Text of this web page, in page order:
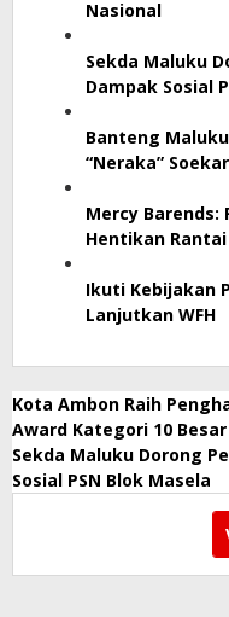
Nasional
Sekda Maluku
Dampak Sosial
Banteng
“Neraka”
Mercy Barends:
Hentikan
Ikuti Kebijakan
Lanjutkan WFH
Kota Ambon Raih
Award Kategori 10
Sekda Maluku Dorong
Sosial PSN Blok Masela